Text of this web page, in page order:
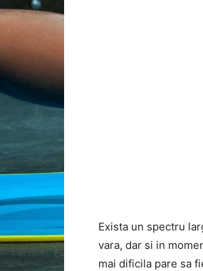
Exista un spectru
vara, dar si in
mai dificila pare sa